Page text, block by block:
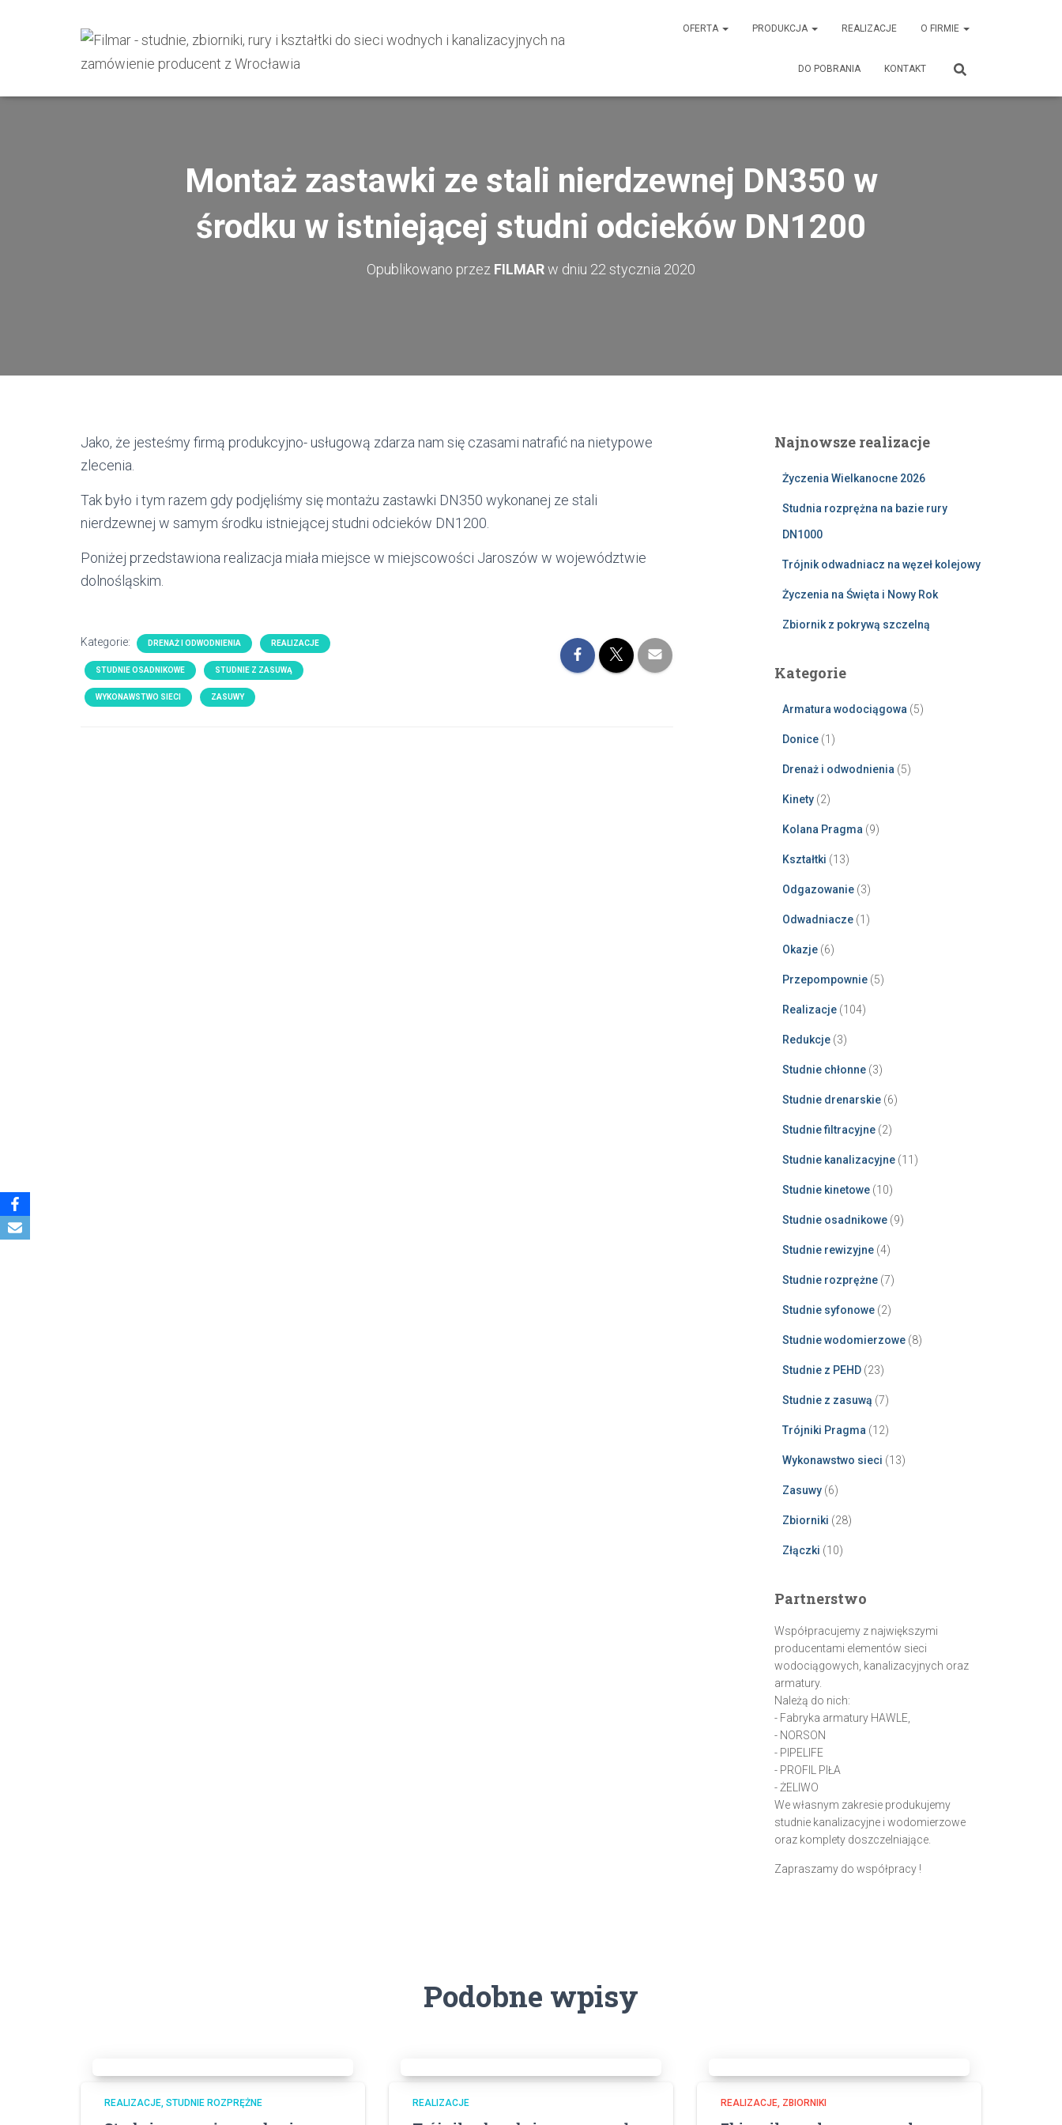
OFERTA PRODUKCJA REALIZACJE O FIRMIE
DO POBRANIA KONTAKT
Montaż zastawki ze stali nierdzewnej DN350 w
środku w istniejącej studni odcieków DN1200
Opublikowano przez FILMARw dniu 22 stycznia 2020
Jako, że jesteśmy firmą produkcyjno- usługową zdarza nam się czasami natrafić na nietypowe
zlecenia.
Tak było i tym razem gdy podjęliśmy się montażu zastawki DN350 wykonanej ze stali
nierdzewnej w samym środku istniejącej studni odcieków DN1200.
Poniżej przedstawiona realizacja miała miejsce w miejscowości Jaroszów w województwie
dolnośląskim.
Kategorie: DRENAŻ I ODWODNIENIA REALIZACJE
STUDNIE OSADNIKOWE STUDNIE Z ZASUWĄ
WYKONAWSTWO SIECI ZASUWY
Najnowsze realizacje
Życzenia Wielkanocne 2026
Studnia rozprężna na bazie rury
DN1000
Trójnik odwadniacz na węzeł kolejowy
Życzenia na Święta i Nowy Rok
Zbiornik z pokrywą szczelną
Kategorie
Armatura wodociągowa (5)
Donice(1)
Drenaż i odwodnienia (5)
Kinety(2)
Kolana Pragma (9)
Kształtki (13)
Odgazowanie(3)
Odwadniacze(1)
Okazje(6)
Przepompownie(5)
Realizacje(104)
Redukcje(3)
Studnie chłonne(3)
Studnie drenarskie(6)
Studnie filtracyjne(2)
Studnie kanalizacyjne(11)
Studnie kinetowe(10)
Studnie osadnikowe(9)
Studnie rewizyjne(4)
Studnie rozprężne(7)
Studnie syfonowe(2)
Studnie wodomierzowe(8)
Studnie z PEHD(23)
Studnie z zasuwą (7)
Trójniki Pragma (12)
Wykonawstwo sieci (13)
Zasuwy(6)
Zbiorniki (28)
Złączki (10)
Partnerstwo
Współpracujemy z największymi
producentami elementów sieci
wodociągowych, kanalizacyjnych oraz
armatury.
Należą do nich:
- Fabryka armatury HAWLE,
- NORSON
- PIPELIFE
- PROFIL PIŁA
- ŻELIWO
We własnym zakresie produkujemy
studnie kanalizacyjne i wodomierzowe
oraz komplety doszczelniające.
Zapraszamy do współpracy !
Podobne wpisy
REALIZACJE STUDNIE ROZPRĘŻNE REALIZACJE REALIZACJE ZBIORNIKI